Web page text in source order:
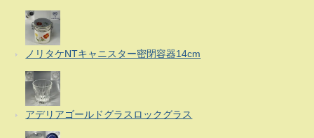
ノリタケNTキャニスター密閉容器14cm
アデリアゴールドグラスロックグラス